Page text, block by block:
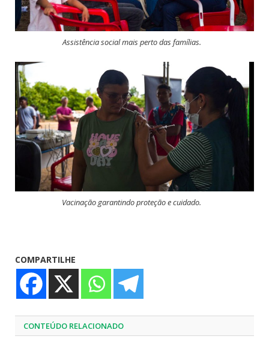
Assistência social mais perto das famílias.
Vacinação garantindo proteção e cuidado.
COMPARTILHE
CONTEÚDO RELACIONADO